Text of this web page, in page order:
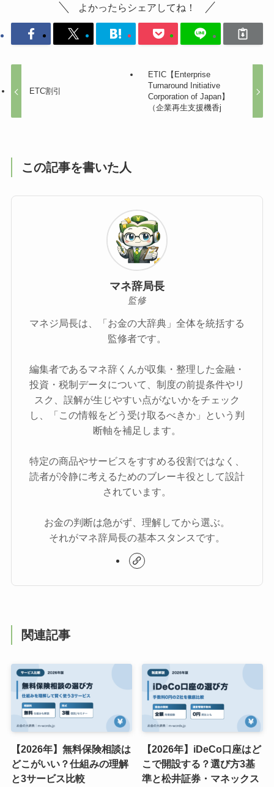
よかったらシェアしてね！
ETC割引
ETIC【Enterprise
Turnaround Initiative
Corporation of Japan】
（企業再生支援機香j
この記事を書いた人
マネ辞局長
監修
マネジ局長は、「お金の大辞典」全体を統括する
監修者です。
編集者であるマネ辞くんが収集・整理した金融・
投資・税制データについて、制度の前提条件やリ
スク、誤解が生じやすい点がないかをチェック
し、「この情報をどう受け取るべきか」という判
断軸を補足します。
特定の商品やサービスをすすめる役割ではなく、
読者が冷静に考えるためのブレーキ役として設計
されています。
お金の判断は急がず、理解してから選ぶ。
それがマネ辞局長の基本スタンスです。
関連記事
【2026年】無料保険相談は
どこがいい？仕組みの理解
と3サービス比較
【2026年】iDeCo口座はど
こで開設する？選び方3基
準と松井証券・マネックス